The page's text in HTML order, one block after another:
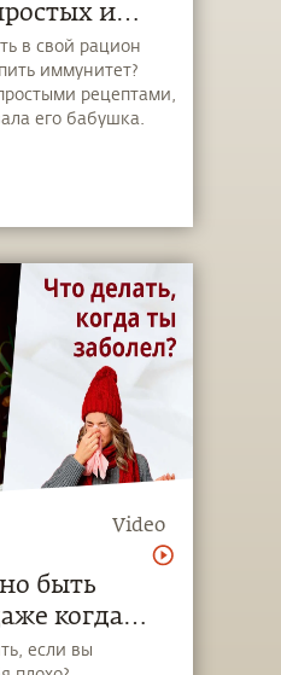
и
защиты
в свой рацион
иммунитет?
рецептами,
его бабушка.
Video
быть
когда
если вы